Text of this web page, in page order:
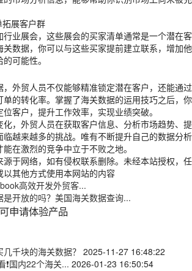
展客户群
业展会，这些展会的买家清单通常是一个潜在客
关数据，你可以与这些买家提前建立联系，增加他
可能性。
外贸人员不仅能够精准锁定潜在客户，还能通过
的转化率。掌握了海关数据的运用技巧之后，你
客户，提升工作效率，实现业绩突破。
化，外贸人员在获取客户信息、分析市场趋势、提
越来越多的挑战。唯有不断提升自己的数据分析
在激烈的竞争中立于不败之地。
源于网络，如有侵权联系删除。未经本站授权，任
其他方式使用本网站的内容
高效开发外贸客...
是开放的吗？美国海关数据查询...
申请体验产品
千块的海关数据？ 2025-11-27 16:48:22
国内22个海关... 2026-01-23 16:50:54